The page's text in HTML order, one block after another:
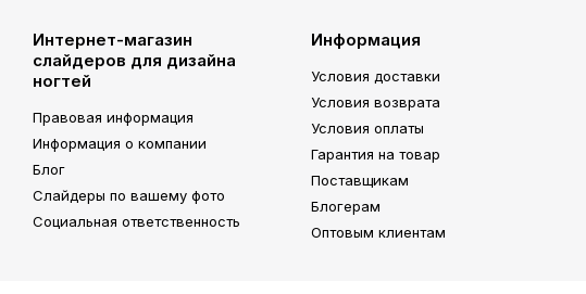
Интернет-магазин
слайдеров для дизайна
ногтей
Правовая информация
Информация о компании
Блог
Слайдеры по вашему фото
Социальная ответственность
Информация
Условия доставки
Условия возврата
Условия оплаты
Гарантия на товар
Поставщикам
Блогерам
Оптовым клиентам